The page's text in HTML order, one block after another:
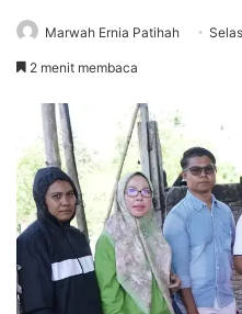
Marwah Ernia Patihah
2 menit membaca